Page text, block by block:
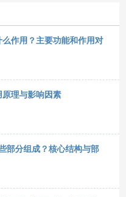
作用？主要功能和作用对
理与影响因素
部分组成？核心结构与部